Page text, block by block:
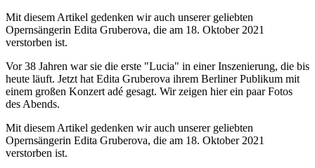
Mit diesem Artikel gedenken wir auch unserer geliebten
Opernsängerin Edita Gruberova, die am 18. Oktober 2021
verstorben ist.
Vor 38 Jahren war sie die erste "Lucia" in einer Inszenierung, die bis
heute läuft. Jetzt hat Edita Gruberova ihrem Berliner Publikum mit
einem großen Konzert adé gesagt. Wir zeigen hier ein paar Fotos
des Abends.
Mit diesem Artikel gedenken wir auch unserer geliebten
Opernsängerin Edita Gruberova, die am 18. Oktober 2021
verstorben ist.